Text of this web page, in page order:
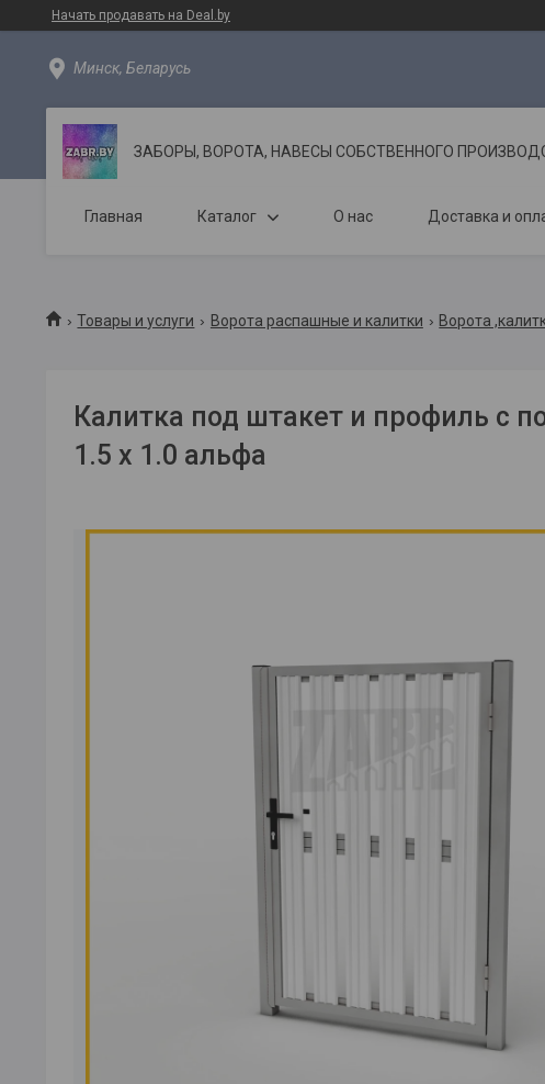
Начать продавать на Deal.by
Минск, Беларусь
ЗАБОРЫ, ВОРОТА, НАВЕСЫ СОБСТВЕННОГО
Главная Каталог О нас Доставка и
Товары и услуги Ворота распашные и калитки Ворота
Калитка под штакет и профиль с
1.5 х 1.0 альфа